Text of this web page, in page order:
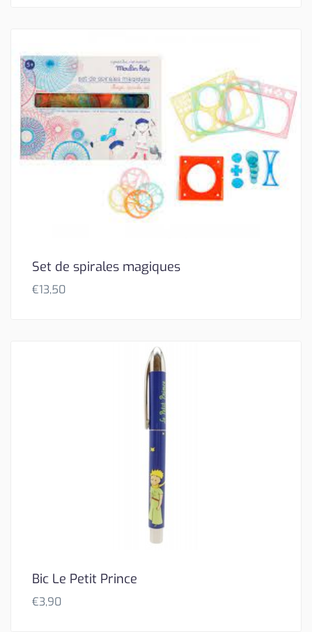
Set de spirales magiques
€13,50
Bic Le Petit Prince
€3,90